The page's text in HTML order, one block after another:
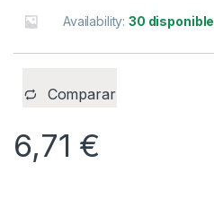
Availability:30
Comparar
6,71 €